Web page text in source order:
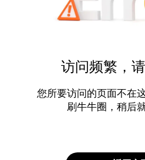
访问频繁，
您所要访问的页面不在
刷牛牛圈，稍后